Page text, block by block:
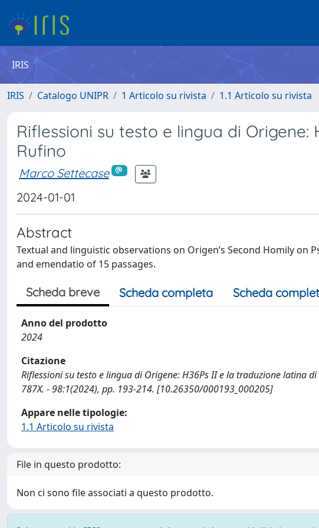
IRIS
IRIS Catalogo UNIPR 1 Articolo su rivista 1.1 Articolo su rivista
Riflessioni su testo e lingua di
Rufino
Marco Settecase
2024-01-01
Abstract
Textual and linguistic observations on Origen’s Second Homily on
and emendatio of 15 passages.
Scheda breve Scheda completa Scheda
Anno del prodotto
2024
Citazione
Riflessioni su testo e lingua di Origene: H36Ps II e la traduzione latina di
787X. - 98:1(2024), pp. 193-214. [10.26350/000193_000205]
Appare nelle tipologie:
1.1 Articolo su rivista
File in questo prodotto:
Non ci sono file associati a questo prodotto.